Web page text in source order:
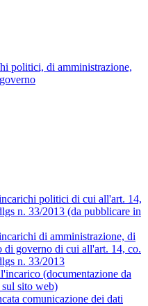
politici, di amministrazione,
politici di cui all'art. 14,
n. 33/2013 (da pubblicare in
di amministrazione, di
di governo di cui all'art. 14, co.
n. 33/2013
(documentazione da
sito web)
comunicazione dei dati